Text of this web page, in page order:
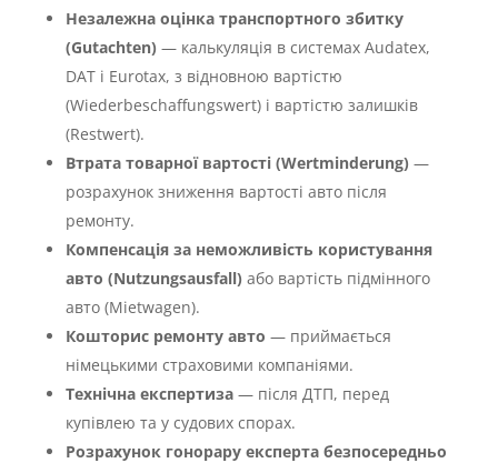
Незалежна оцінка транспортного збитку
(Gutachten) — калькуляція в системах Audatex,
DAT і Eurotax, з відновною вартістю
(Wiederbeschaffungswert) і вартістю залишків
(Restwert).
Втрата товарної вартості (Wertminderung) —
розрахунок зниження вартості авто після
ремонту.
Компенсація за неможливість користування
авто (Nutzungsausfall) або вартість підмінного
авто (Mietwagen).
Кошторис ремонту авто — приймається
німецькими страховими компаніями.
Технічна експертиза— після ДТП, перед
купівлею та у судових спорах.
Розрахунок гонорару експерта безпосередньо